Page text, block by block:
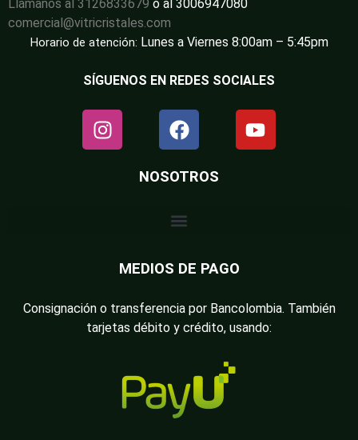
Llámanos al 3126833679 o al 3006947080
comercial@vitricristales.com
Horario de atención: Lunes a Viernes 8:00am – 5:45pm
SÍGUENOS EN REDES SOCIALES
NOSOTROS
MEDIOS DE PAGO
Consignación o transferencia por Bancolombia. También
tarjetas débito y crédito, usando: